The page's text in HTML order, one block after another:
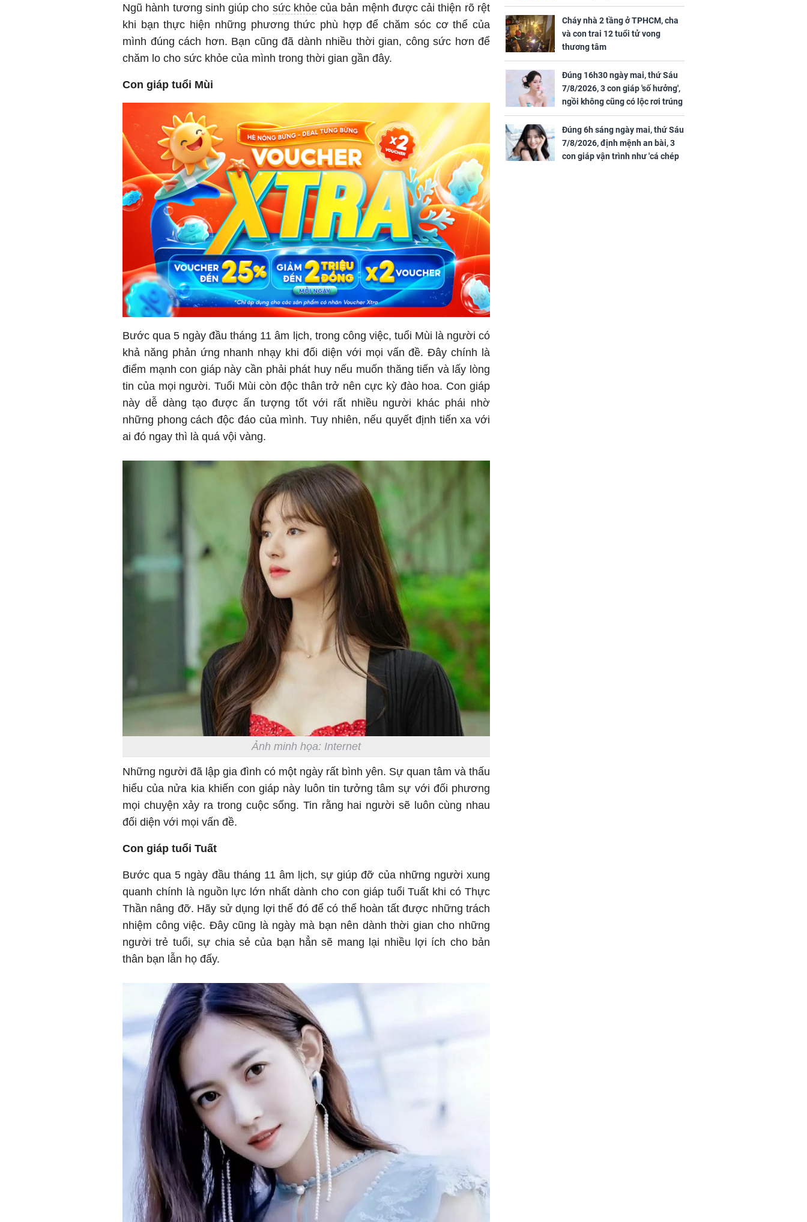
Ngũ hành tương sinh giúp cho sức khỏecủa bản mệnh được cải thiện rõ rệt
khi bạn thực hiện những phương thức phù hợp để chăm sóc cơ thể của
mình đúng cách hơn. Bạn cũng đã dành nhiều thời gian, công sức hơn để
chăm lo cho sức khỏe của mình trong thời gian gần đây.
Con giáp tuổi Mùi
Bước qua 5 ngày đầu tháng 11 âm lịch, trong công việc, tuổi Mùi là người có
khả năng phản ứng nhanh nhạy khi đối diện với mọi vấn đề. Đây chính là
điểm mạnh con giáp này cần phải phát huy nếu muốn thăng tiến và lấy lòng
tin của mọi người. Tuổi Mùi còn độc thân trở nên cực kỳ đào hoa. Con giáp
này dễ dàng tạo được ấn tượng tốt với rất nhiều người khác phái nhờ
những phong cách độc đáo của mình. Tuy nhiên, nếu quyết định tiến xa với
ai đó ngay thì là quá vội vàng.
Ảnh minh họa: Internet
Những người đã lập gia đình có một ngày rất bình yên. Sự quan tâm và thấu
hiểu của nửa kia khiến con giáp này luôn tin tưởng tâm sự với đối phương
mọi chuyện xảy ra trong cuộc sống. Tin rằng hai người sẽ luôn cùng nhau
đối diện với mọi vấn đề.
Con giáp tuổi Tuất
Bước qua 5 ngày đầu tháng 11 âm lịch, sự giúp đỡ của những người xung
quanh chính là nguồn lực lớn nhất dành cho con giáp tuổi Tuất khi có Thực
Thần nâng đỡ. Hãy sử dụng lợi thế đó để có thể hoàn tất được những trách
nhiệm công việc. Đây cũng là ngày mà bạn nên dành thời gian cho những
người trẻ tuổi, sự chia sẻ của bạn hẳn sẽ mang lại nhiều lợi ích cho bản
thân bạn lẫn họ đấy.
không đồng hành cùng
Châu Tinh Trì, Địch Lệ
Nhiệt Ba quảng bá
mái', tiền tài 'thu về như nước',
tình duyên viên mãn
Cháy nhà 2 tầng ở TPHCM, cha
và con trai 12 tuổi tử vong
thương tâm
Đúng 16h30 ngày mai, thứ Sáu
7/8/2026, 3 con giáp 'số hưởng',
ngồi không cũng có lộc rơi trúng
đầu, vừa tránh được họa vừa có
tiền vàng
Đúng 6h sáng ngày mai, thứ Sáu
7/8/2026, định mệnh an bài, 3
con giáp vận trình như 'cá chép